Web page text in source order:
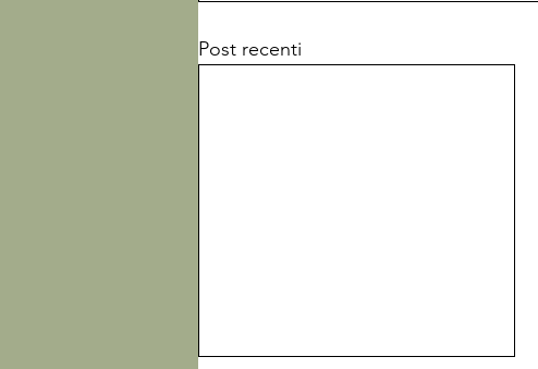
Post recenti